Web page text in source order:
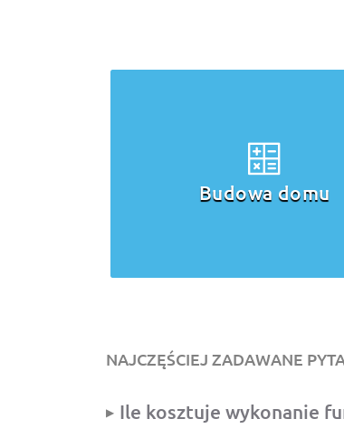
Ocieplenie
domu
NAJCZĘŚCIEJ ZADAWANE
Ile kosztuje wykonanie